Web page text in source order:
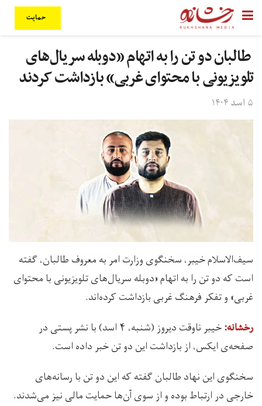
حمایت
طالبان دو تن را به اتهام «دوبله سریال‌های
تلویزیونی با محتوای غربی» بازداشت کردند
۵ اسد ۱۴۰۴
سیف‌الاسلام خیبر، سخنگوی وزارت امر به معروف طالبان، گفته
است که دو تن را به اتهام «دوبله سریال‌های تلویزیونی با محتوای
غربی» و تفکر فرهنگ غربی بازداشت کرده‌اند.
رخشانه:
خیبر ناوقت دیروز (شنبه، ۴ اسد) با نشر پستی در
صفحه‌ی ایکس، از بازداشت این دو تن خبر داده است.
سخنگوی این نهاد طالبان گفته که این دو تن با رسانه‌های
خارجی در ارتباط بوده و از سوی آن‌ها حمایت مالی نیز می‌شدند.